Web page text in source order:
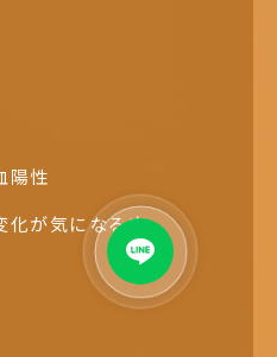
陽性
化が気になる方